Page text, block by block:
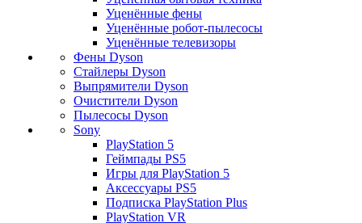
Уценённые фены
Уценённые робот-пылесосы
Уценённые телевизоры
Фены Dyson
Стайлеры Dyson
Выпрямители Dyson
Очистители Dyson
Пылесосы Dyson
Sony
PlayStation 5
Геймпады PS5
Игры для PlayStation 5
Аксессуары PS5
Подписка PlayStation Plus
PlayStation VR